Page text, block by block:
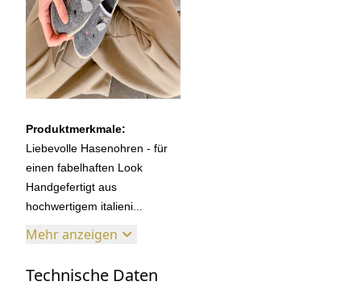
Produktmerkmale:
Liebevolle Hasenohren - für
einen fabelhaften Look
Handgefertigt aus
hochwertigem italieni...
Mehr anzeigen
Technische Daten